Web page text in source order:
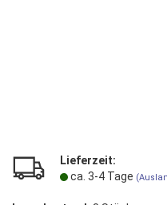
Lieferzeit:
ca. 3-4 Tage